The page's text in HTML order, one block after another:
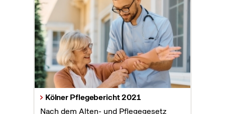
Kölner Pflegebericht 2021
Nach dem Alten- und Pflegegesetz